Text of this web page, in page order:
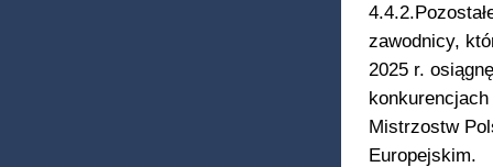
zawodnicy,
2025 r.
Mistrzostw
Europejskim.